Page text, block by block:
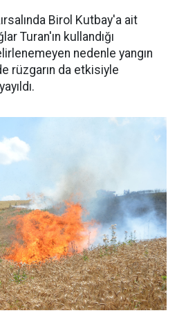
Birol Kutbay'a ait
Turan'ın kullandığı
nedenle yangın
rüzgarın da etkisiyle